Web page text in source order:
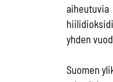
aiheutuvia
yhden
Suomen